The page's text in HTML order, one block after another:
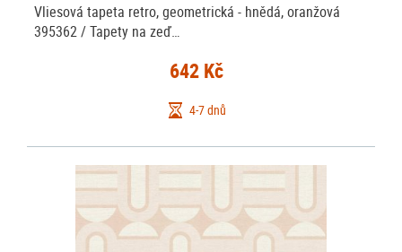
Vliesová tapeta retro, geometrická - hnědá, oranžová
395362 / Tapety na zeď…
642 Kč
4-7 dnů